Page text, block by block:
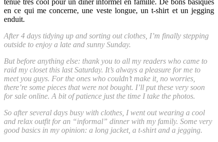
tenue très cool pour un dîner informel en famille. De bons basiques
en ce qui me concerne, une veste longue, un t-shirt et un jegging
enduit.
After 4 days tidying up and sorting out clothes, I’m finally stepping
outside to enjoy a late and sunny Sunday.
But before anything else: thank you to all my readers who came to
raid my closet this last Saturday. It’s always a pleasure for me to
meet you guys. For the ones who couldn’t make it, no worries,
there’re some pieces that were not bought. I’ll put these very soon
for sale online. A bit of patience just the time I take the photos.
So after several days busy with clothes, I went out wearing a cool
and relax outfit for an “informal” dinner with my family. Some very
good basics in my opinion: a long jacket, a t-shirt and a jegging.